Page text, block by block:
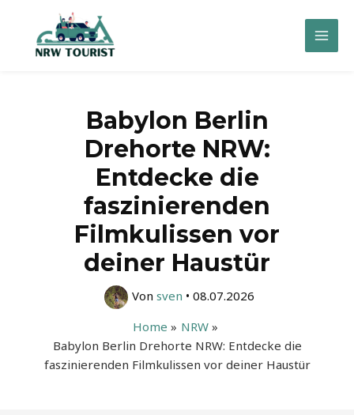
springen
Main
Babylon Berlin
Drehorte NRW:
Entdecke die
faszinierenden
Filmkulissen vor
deiner Haustür
Von sven • 08.07.2026
Home
NRW
Babylon Berlin Drehorte NRW: Entdecke die
faszinierenden Filmkulissen vor deiner Haustür